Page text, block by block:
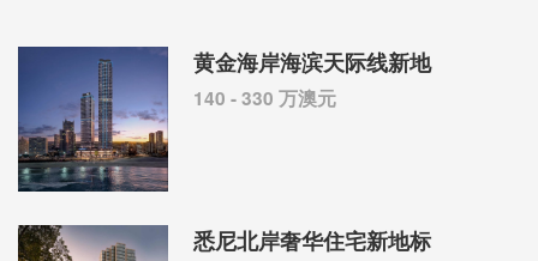
黄金海岸海滨天际线新地
140 - 330 万澳元
悉尼北岸奢华住宅新地标